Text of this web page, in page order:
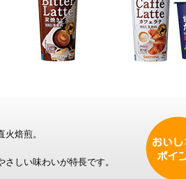
焙煎。
しい味わいが特長です。